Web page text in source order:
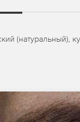
(натуральный),